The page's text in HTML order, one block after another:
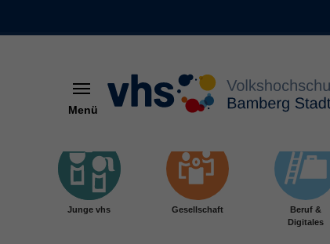
Menü
Junge vhs Gesellschaft
Beruf &
Digitales